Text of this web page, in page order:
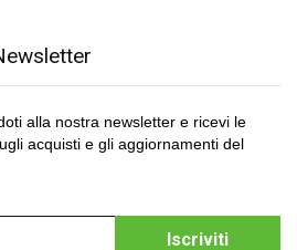
alla nostra newsletter e ricevi le
acquisti e gli aggiornamenti del